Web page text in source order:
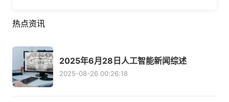
热点资讯
2025年6月28日人工智能新闻综述
2025-08-26 00:26:18